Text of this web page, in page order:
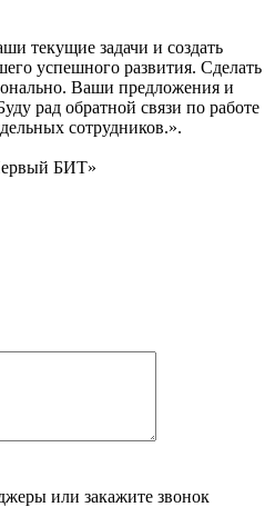
текущие задачи и создать
успешного развития. Сделать
Ваши предложения и
рад обратной связи по работе
сотрудников.».
БИТ»
или закажите звонок